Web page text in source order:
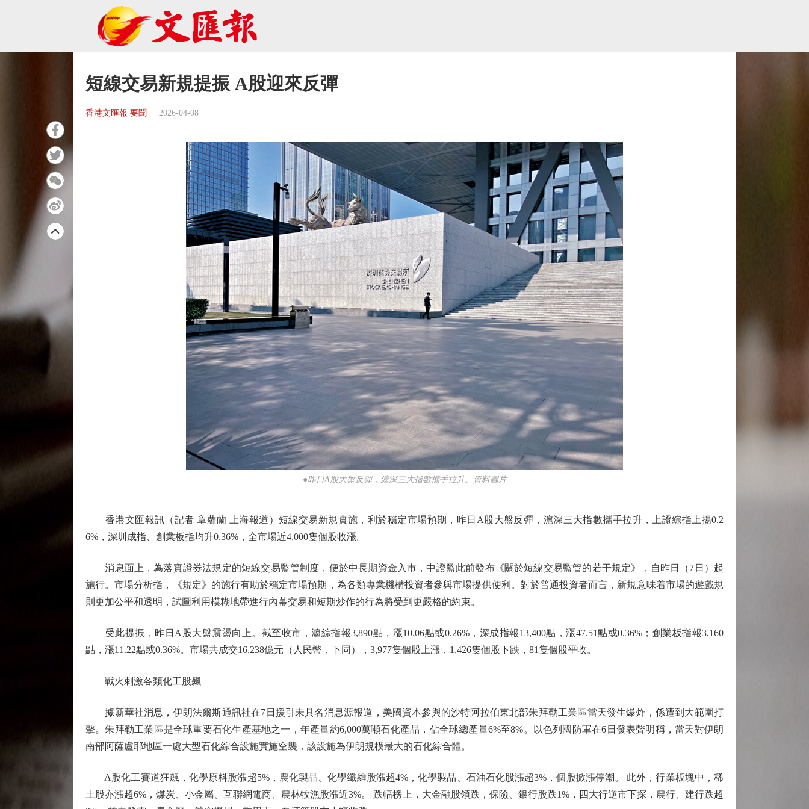
短線交易新規提振 A股迎來反彈
香港文匯報 要聞 2026-04-08
●昨日A股大盤反彈，滬深三大指數攜手拉升。資料圖片
香港文匯報訊（記者 章蘿蘭 上海報道）短線交易新規實施，利於穩定市場預期，昨日A股大盤反彈，滬深三大指數攜手拉升，上證綜指上揚0.2
6%，深圳成指、創業板指均升0.36%，全市場近4,000隻個股收漲。
消息面上，為落實證券法規定的短線交易監管制度，便於中長期資金入市，中證監此前發布《關於短線交易監管的若干規定》，自昨日（7日）起
施行。市場分析指，《規定》的施行有助於穩定市場預期，為各類專業機構投資者參與市場提供便利。對於普通投資者而言，新規意味着市場的遊戲規
則更加公平和透明，試圖利用模糊地帶進行內幕交易和短期炒作的行為將受到更嚴格的約束。
受此提振，昨日A股大盤震盪向上。截至收市，滬綜指報3,890點，漲10.06點或0.26%，深成指報13,400點，漲47.51點或0.36%；創業板指報3,160
點，漲11.22點或0.36%。市場共成交16,238億元（人民幣，下同），3,977隻個股上漲，1,426隻個股下跌，81隻個股平收。
戰火刺激各類化工股飆
據新華社消息，伊朗法爾斯通訊社在7日援引未具名消息源報道，美國資本參與的沙特阿拉伯東北部朱拜勒工業區當天發生爆炸，係遭到大範圍打
擊。朱拜勒工業區是全球重要石化生產基地之一，年產量約6,000萬噸石化產品，佔全球總產量6%至8%。以色列國防軍在6日發表聲明稱，當天對伊朗
南部阿薩盧耶地區一處大型石化綜合設施實施空襲，該設施為伊朗規模最大的石化綜合體。
A股化工賽道狂飆，化學原料股漲超5%，農化製品、化學纖維股漲超4%，化學製品、石油石化股漲超3%，個股掀漲停潮。 此外，行業板塊中，稀
土股亦漲超6%，煤炭、小金屬、互聯網電商、農林牧漁股漲近3%。 跌幅榜上，大金融股領跌，保險、銀行股跌1%，四大行逆市下探，農行、建行跌超